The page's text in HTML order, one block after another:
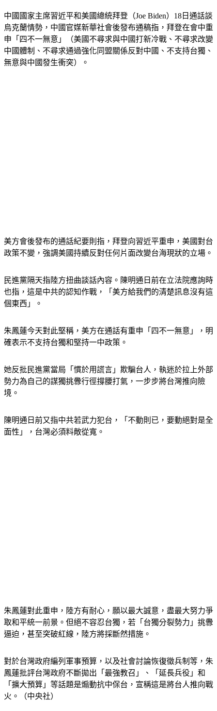
中國國家主席習近平和美國總統拜登（Joe Biden）18日通話談
烏克蘭情勢，中國官媒新華社會後發布通稿指，拜登在會中重
申「四不一無意」（美國不尋求與中國打新冷戰、不尋求改變
中國體制、不尋求通過強化同盟關係反對中國、不支持台獨、
無意與中國發生衝突）。
美方會後發布的通話紀要則指，拜登向習近平重申，美國對台
政策不變，強調美國持續反對任何片面改變台海現狀的立場。
民進黨隔天指陸方扭曲談話內容。陳明通日前在立法院應詢時
也指，這是中共的認知作戰，「美方給我們的清楚訊息沒有這
個東西」。
朱鳳蓮今天對此堅稱，美方在通話有重申「四不一無意」，明
確表示不支持台獨和堅持一中政策。
她反批民進黨當局「慣於用謊言」欺騙台人，執迷於拉上外部
勢力為自己的謀獨挑釁行徑撐腰打氣，一步步將台灣推向險
境。
陳明通日前又指中共若武力犯台，「不動則已，要動絕對是全
面性」，台灣必須料敵從寬。
朱鳳蓮對此重申，陸方有耐心，願以最大誠意，盡最大努力爭
取和平統一前景。但絕不容忍台獨，若「台獨分裂勢力」挑釁
逼迫，甚至突破紅線，陸方將採斷然措施。
對於台灣政府編列軍事預算，以及社會討論恢復徵兵制等，朱
鳳蓮批評台灣政府不斷拋出「最強教召」、「延長兵役」和
「擴大預算」等話題是煽動抗中保台，宣稱這是將台人推向戰
火。（中央社）